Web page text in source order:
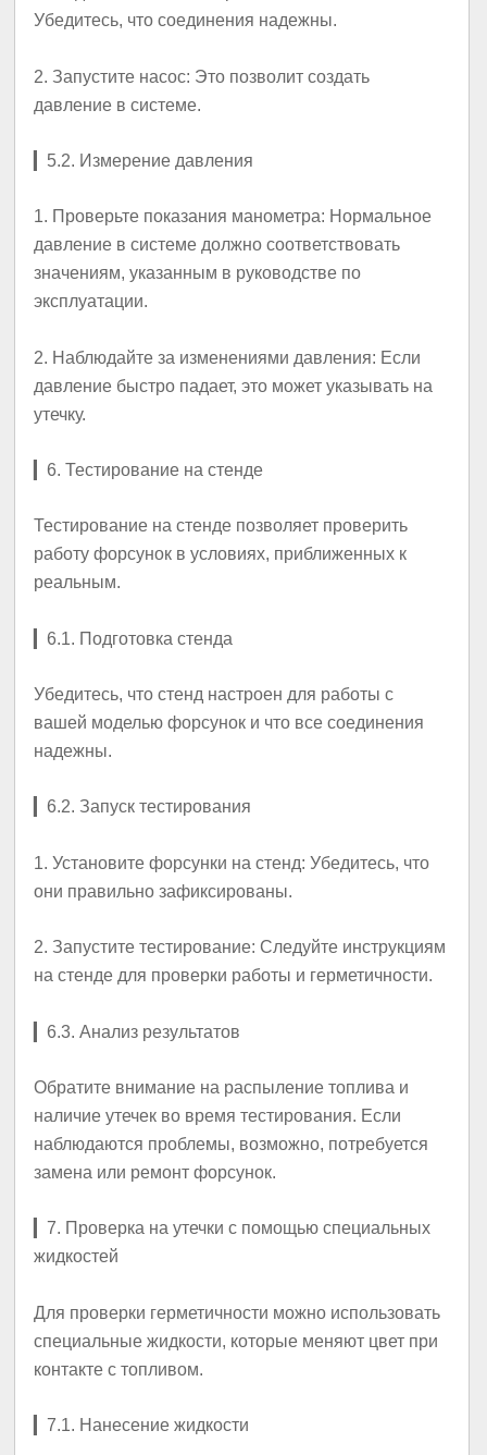
Убедитесь, что соединения надежны.
2. Запустите насос: Это позволит создать
давление в системе.
5.2. Измерение давления
1. Проверьте показания манометра: Нормальное
давление в системе должно соответствовать
значениям, указанным в руководстве по
эксплуатации.
2. Наблюдайте за изменениями давления: Если
давление быстро падает, это может указывать на
утечку.
▎6. Тестирование на стенде
Тестирование на стенде позволяет проверить
работу форсунок в условиях, приближенных к
реальным.
▎6.1. Подготовка стенда
Убедитесь, что стенд настроен для работы с
вашей моделью форсунок и что все соединения
надежны.
▎6.2. Запуск тестирования
1.Установите форсунки на стенд: Убедитесь, что
они правильно зафиксированы.
2. Запустите тестирование: Следуйте инструкциям
на стенде для проверки работы и герметичности.
▎6.3. Анализ результатов
Обратите внимание на распыление топлива и
наличие утечек во время тестирования. Если
наблюдаются проблемы, возможно, потребуется
замена или ремонт форсунок.
▎7. Проверка на утечки с помощью специальных
жидкостей
Для проверки герметичности можно использовать
специальные жидкости, которые меняют цвет при
контакте с топливом.
▎7.1. Нанесение жидкости